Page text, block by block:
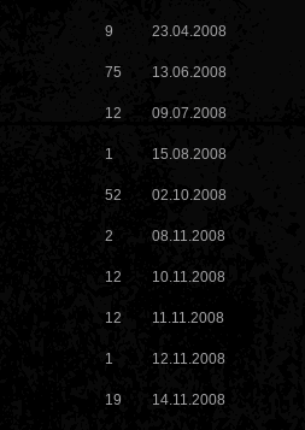
9 23.04.2008
75 13.06.2008
12 09.07.2008
1 15.08.2008
52 02.10.2008
2 08.11.2008
12 10.11.2008
12 11.11.2008
1 12.11.2008
19 14.11.2008